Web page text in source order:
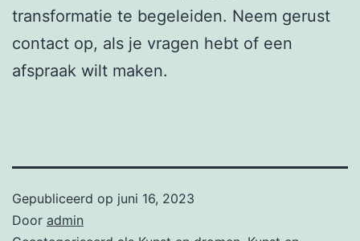
transformatie te begeleiden. Neem gerust
contact op, als je vragen hebt of een
afspraak wilt maken.
Gepubliceerd op juni 16, 2023
Door admin